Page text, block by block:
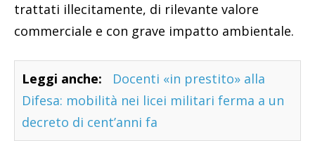
trattati illecitamente, di rilevante valore
commerciale e con grave impatto ambientale.
Leggi anche:
Docenti «in prestito» alla
Difesa: mobilità nei licei militari ferma a un
decreto di cent’anni fa